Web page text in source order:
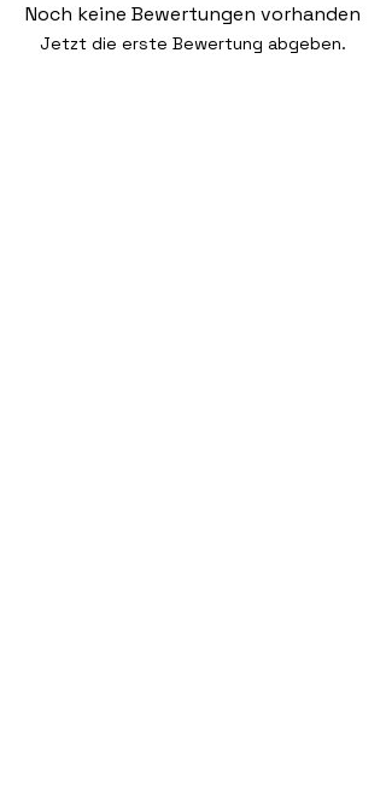
Noch keine Bewertungen vorhanden
Jetzt die erste Bewertung abgeben.